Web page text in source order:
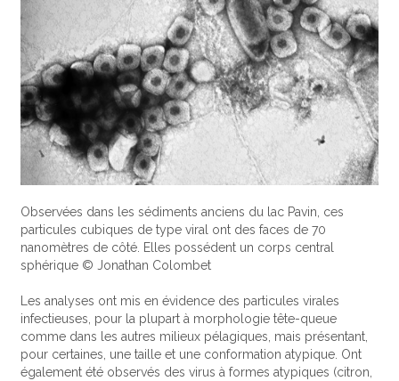
Observées dans les sédiments anciens du lac Pavin, ces
particules cubiques de type viral ont des faces de 70
nanomètres de côté. Elles possédent un corps central
sphérique © Jonathan Colombet
Les analyses ont mis en évidence des particules virales
infectieuses, pour la plupart à morphologie tête-queue
comme dans les autres milieux pélagiques, mais présentant,
pour certaines, une taille et une conformation atypique. Ont
également été observés des virus à formes atypiques (citron,